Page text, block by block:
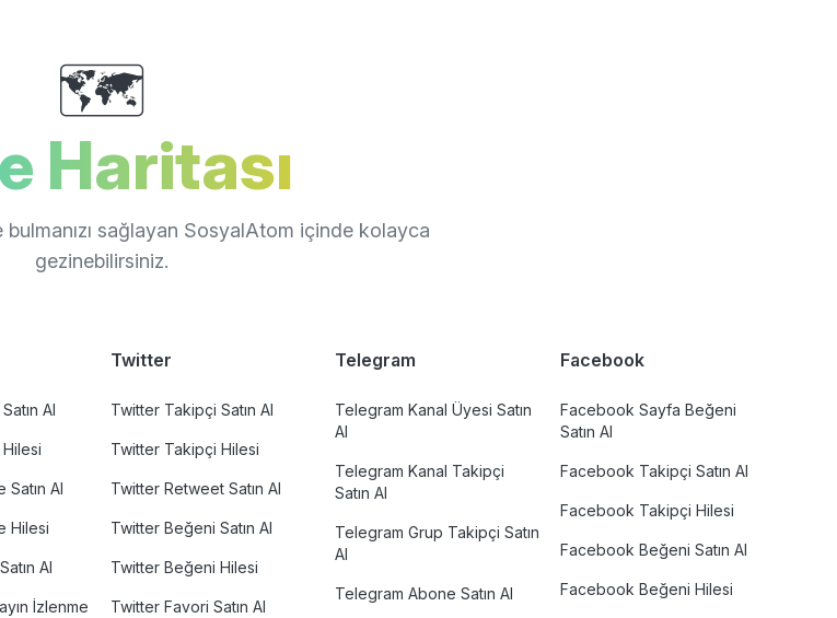
🗺️
Haritası
bulmanızı sağlayan SosyalAtom içinde kolayca
gezinebilirsiniz.
Al
Satın Al
Hilesi
Al
İzlenme
Twitter
Twitter Takipçi Satın Al
Twitter Takipçi Hilesi
Twitter Retweet Satın Al
Twitter Beğeni Satın Al
Twitter Beğeni Hilesi
Twitter Favori Satın Al
Telegram
Telegram Kanal Üyesi Satın
Al
Telegram Kanal Takipçi
Satın Al
Telegram Grup Takipçi Satın
Al
Telegram Abone Satın Al
Facebook
Facebook Sayfa Beğeni
Satın Al
Facebook Takipçi Satın Al
Facebook Takipçi Hilesi
Facebook Beğeni Satın Al
Facebook Beğeni Hilesi